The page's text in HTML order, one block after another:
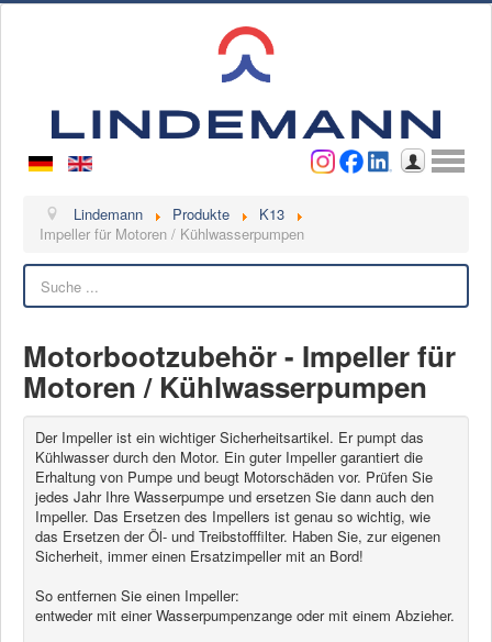
Benutzername
Lindemann
Ansprechpartner
Videos
Kontakt
Ansprechpartner
Kontaktformular
Kunde werden
Reklamation
News
Produkte
Lindemann Produkte
K13
Impeller für Motoren / Kühlwasserpumpen
Motorbootzubehör - Impeller für
Motoren / Kühlwasserpumpen
Der Impeller ist ein wichtiger Sicherheitsartikel. Er pumpt das
Kühlwasser durch den Motor. Ein guter Impeller garantiert die
Erhaltung von Pumpe und beugt Motorschäden vor. Prüfen Sie
jedes Jahr Ihre Wasserpumpe und ersetzen Sie dann auch den
Impeller. Das Ersetzen des Impellers ist genau so wichtig, wie
das Ersetzen der Öl- und Treibstofffilter. Haben Sie, zur eigenen
Sicherheit, immer einen Ersatzimpeller mit an Bord!
So entfernen Sie einen Impeller:
entweder mit einer Wasserpumpenzange oder mit einem Abzieher.